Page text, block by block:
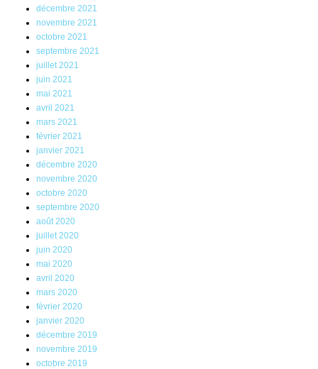
décembre 2021
novembre 2021
octobre 2021
septembre 2021
juillet 2021
juin 2021
mai 2021
avril 2021
mars 2021
février 2021
janvier 2021
décembre 2020
novembre 2020
octobre 2020
septembre 2020
août 2020
juillet 2020
juin 2020
mai 2020
avril 2020
mars 2020
février 2020
janvier 2020
décembre 2019
novembre 2019
octobre 2019